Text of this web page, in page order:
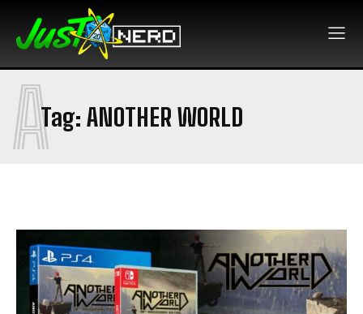
Tag: ANOTHER WORLD
A